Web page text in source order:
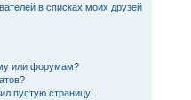
в списках моих друзей
или форумам?
пустую страницу!